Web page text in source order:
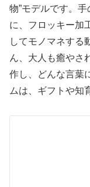
物”モデルです。
に、フロッキー加
してモノマネする
ん、大人も癒やさ
作し、どんな言葉
ムは、ギフトや知